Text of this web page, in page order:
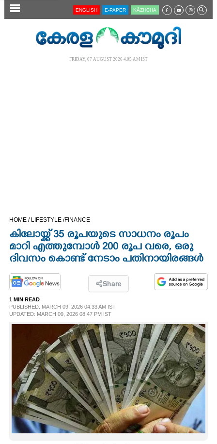
SECTIONS
OPINION
PHOTOS
LIFESTYLE
INFO+
ART
ASTRO
ENGLISH E-PAPER KĀZHCHA
FRIDAY, 07 AUGUST 2026 4.05 AM IST
HOME / LIFESTYLE /FINANCE
കിലോയ്ക്ക് 35 രൂപയുടെ സാധനം രൂപം
മാറി എത്തുമ്പോൾ 200 രൂപ വരെ, ഒരു
ദിവസം കൊണ്ട് നേടാം പതിനായിരങ്ങൾ
Share
1 MIN READ
PUBLISHED: MARCH 09, 2026 04:33 AM IST
UPDATED: MARCH 09, 2026 08:47 PM IST